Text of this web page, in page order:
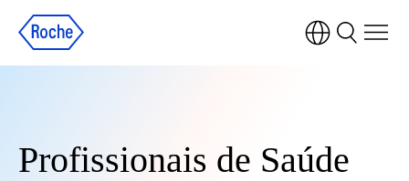
Profissionais de Saúde